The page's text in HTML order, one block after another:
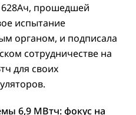
628Ач, прошедшей
испытание
органом, и подписала
сотрудничестве на
для своих
6,9 МВтч: фокус на